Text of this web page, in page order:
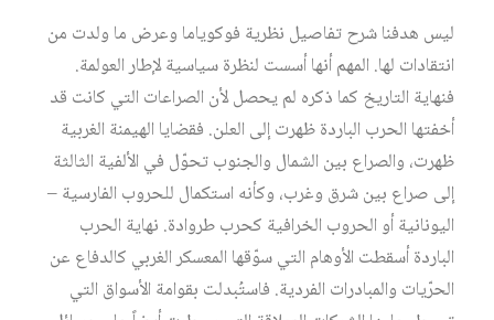
ليس هدفنا شرح تفاصيل نظرية فوكوياما وعرض ما ولدت من
انتقادات لها. المهم أنها أسست لنظرة سياسية لإطار العولمة.
فنهاية التاريخ كما ذكره لم يحصل لأن الصراعات التي كانت قد
أخفتها الحرب الباردة ظهرت إلى العلن. فقضايا الهيمنة الغربية
ظهرت، والصراع بين الشمال والجنوب تحوّل في الألفية الثالثة
إلى صراع بين شرق وغرب، وكأنه استكمال للحروب الفارسية –
اليونانية أو الحروب الخرافية كحرب طروادة. نهاية الحرب
الباردة أسقطت الأوهام التي سوّقها المعسكر الغربي كالدفاع عن
الحرّيات والمبادرات الفردية. فاستُبدلت بقوامة الأسواق التي